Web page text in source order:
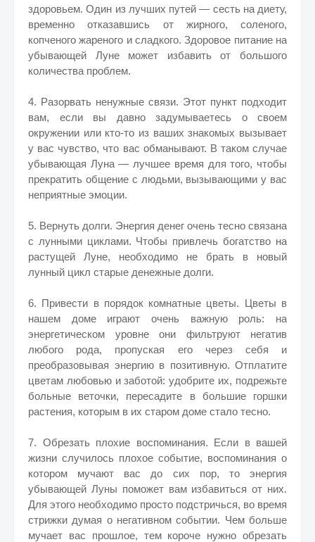
здоровьем. Один из лучших путей — сесть на диету,
временно отказавшись от жирного, соленого,
копченого жареного и сладкого. Здоровое питание на
убывающей Луне может избавить от большого
количества проблем.
4. Разорвать ненужные связи. Этот пункт подходит
вам, если вы давно задумываетесь о своем
окружении или кто-то из ваших знакомых вызывает
у вас чувство, что вас обманывают. В таком случае
убывающая Луна — лучшее время для того, чтобы
прекратить общение с людьми, вызывающими у вас
неприятные эмоции.
5. Вернуть долги. Энергия денег очень тесно связана
с лунными циклами. Чтобы привлечь богатство на
растущей Луне, необходимо не брать в новый
лунный цикл старые денежные долги.
6. Привести в порядок комнатные цветы. Цветы в
нашем доме играют очень важную роль: на
энергетическом уровне они фильтруют негатив
любого рода, пропуская его через себя и
преобразовывая энергию в позитивную. Отплатите
цветам любовью и заботой: удобрите их, подрежьте
больные веточки, пересадите в большие горшки
растения, которым в их старом доме стало тесно.
7. Обрезать плохие воспоминания. Если в вашей
жизни случилось плохое событие, воспоминания о
котором мучают вас до сих пор, то энергия
убывающей Луны поможет вам избавиться от них.
Для этого необходимо просто подстричься, во время
стрижки думая о негативном событии. Чем больше
мучает вас прошлое, тем короче нужно обрезать